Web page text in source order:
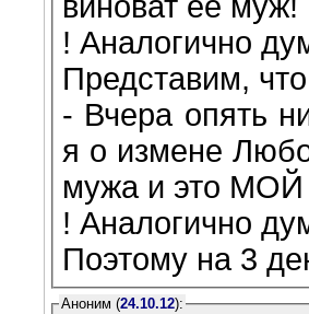
виноват её муж!
! Аналогично
Представим,
- Вчера опять
я о измене
мужа и это
! Аналогично
Поэтому на 3
Аноним (24.10.12):